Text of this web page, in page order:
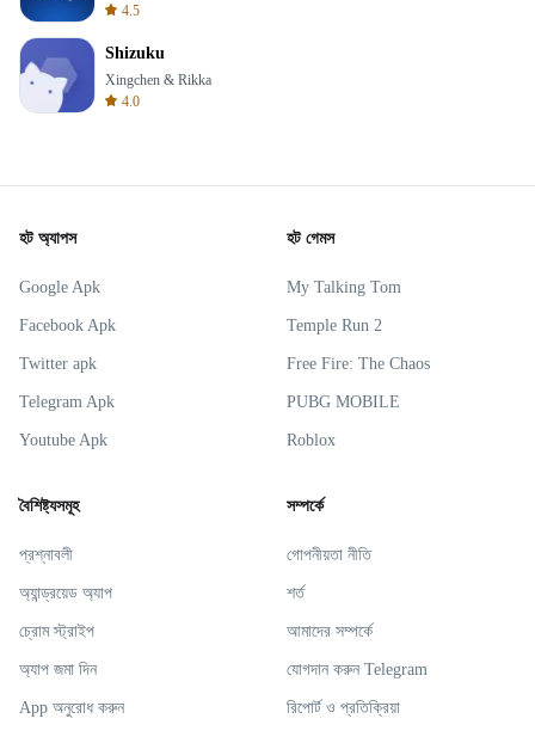
4.5
Shizuku
Xingchen & Rikka
4.0
হট অ্যাপস
Google Apk
Facebook Apk
Twitter apk
Telegram Apk
Youtube Apk
হট গেমস
My Talking Tom
Temple Run 2
Free Fire: The Chaos
PUBG MOBILE
Roblox
বৈশিষ্ট্যসমূহ
প্রশ্নাবলী
অ্যান্ড্রয়েড অ্যাপ
চ্রোম স্ট্রাইপ
অ্যাপ জমা দিন
App অনুরোধ করুন
সম্পর্কে
গোপনীয়তা নীতি
শর্ত
আমাদের সম্পর্কে
যোগদান করুন Telegram
রিপোর্ট ও প্রতিক্রিয়া